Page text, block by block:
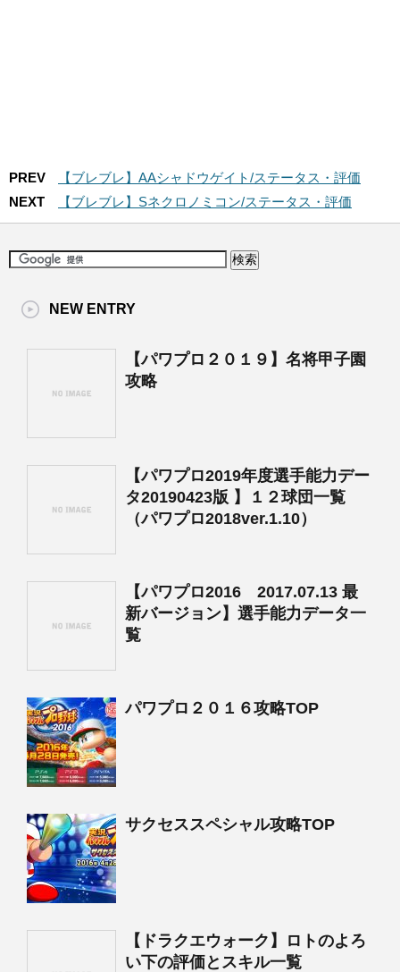
PREV
【ブレブレ】AAシャドウゲイト/ステータス・評価
NEXT
【ブレブレ】Sネクロノミコン/ステータス・評価
NEW ENTRY
【パワプロ２０１９】名将甲子園
攻略
【パワプロ2019年度選手能力デー
タ20190423版 】１２球団一覧
（パワプロ2018ver.1.10）
【パワプロ2016 2017.07.13 最
新バージョン】選手能力データ一
覧
パワプロ２０１６攻略TOP
サクセススペシャル攻略TOP
【ドラクエウォーク】ロトのよろ
い下の評価とスキル一覧